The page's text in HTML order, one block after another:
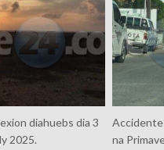
diahuebs dia 3
2025.
na